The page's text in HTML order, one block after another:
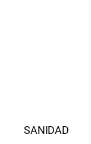
SANIDAD